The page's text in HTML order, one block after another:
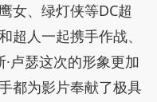
女、绿灯侠等DC超
超人一起携手作战、
卢瑟这次的形象更加
都为影片奉献了极具